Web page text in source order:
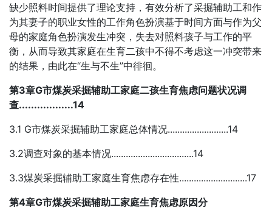
缺少照料时间提供了理论支持，有效分析了采掘辅助工和作
为其妻子的职业女性的工作角色扮演基于时间方面与作为父
母的家庭角色扮演发生冲突，失去对照料孩子与工作的平
衡，从而导致其家庭在生育二孩中不得不考虑这一冲突带来
的结果，由此在“生与不生”中徘徊。
第3章G市煤炭采掘辅助工家庭二孩生育焦虑问题状况调
查..................14
3.1 G市煤炭采掘辅助工家庭总体情况.........................14
3.2调查对象的基本情况..................................14
3.3煤炭采掘辅助工家庭生育焦虑存在性............................17
第4章G市煤炭采掘辅助工家庭生育焦虑原因分